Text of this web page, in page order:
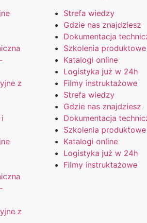
z
z
Strefa wiedzy
Gdzie nas znajdziesz
Dokumentacja
Szkolenia produktowe
Katalogi online
Logistyka już w 24h
Filmy instruktażowe
Strefa wiedzy
Gdzie nas znajdziesz
Dokumentacja
Szkolenia produktowe
Katalogi online
Logistyka już w 24h
Filmy instruktażowe